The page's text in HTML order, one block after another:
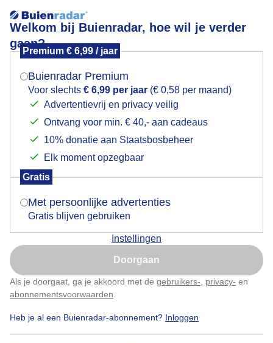
Welkom bij Buienradar, hoe wil je verder
gaan?
Premium € 6,99 / jaar
Buienradar Premium
Voor slechts € 6,99 per jaar (€ 0,58 per maand)
Advertentievrij en privacy veilig
Ontvang voor min. € 40,- aan cadeaus
10% donatie aan Staatsbosbeheer
Elk moment opzegbaar
Gratis
Met persoonlijke advertenties
Gratis blijven gebruiken
Instellingen
Doorgaan
Als je doorgaat, ga je akkoord met de gebruikers- privacy- en
abonnementsvoorwaarden
Heb je al een Buienradar-abonnement? Inloggen
Zandstorm
vanmiddag bij De Knipe Friesland
Door: Albert Thibaudier
Mogen we je locatie gebruiken voor het
Indien je hier nog geen akkoord op hebt gegeven,
verschijnt er zo een pop-up uit je browser waarin
Is goed, toon de popup
Nu niet, misschien later
Klik hierom dit aan te passen